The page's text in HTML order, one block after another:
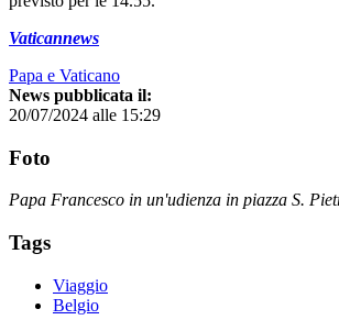
Vaticannews
Papa e Vaticano
News pubblicata il:
20/07/2024 alle 15:29
Foto
Papa Francesco in un'udienza in piazza S.
Tags
Viaggio
Belgio